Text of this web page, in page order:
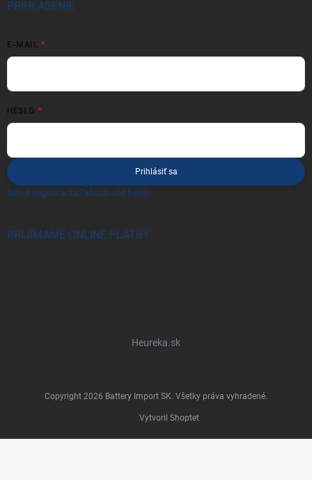
PRIHLÁSENIE
E-MAIL
HESLO
Prihlásiť sa
Nová registráciaZabudnuté heslo
PRIJÍMAME ONLINE PLATBY
Heureka.sk
Vytvoril Shoptet
Copyright 2026 Battery Import SK . Všetky práva vyhradené.